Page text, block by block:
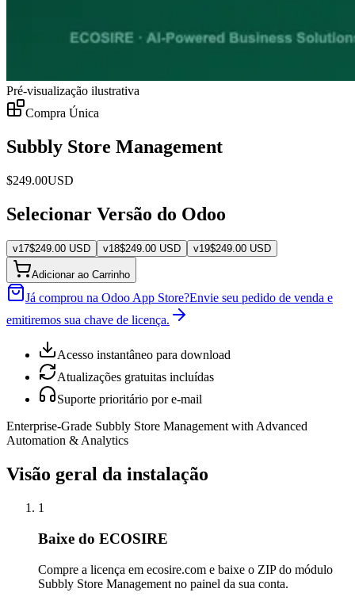
Pré-visualização ilustrativa
Compra Única
Subbly Store Management
$249.00USD
Selecionar Versão do Odoo
v17$249.00 USD v18$249.00 USD v19$249.00 USD
Adicionar ao Carrinho
Já comprou na Odoo App Store?Envie seu pedido de venda e
emitiremos sua chave de licença.
Acesso instantâneo para download
Atualizações gratuitas incluídas
Suporte prioritário por e-mail
Enterprise-Grade Subbly Store Management with Advanced
Automation & Analytics
Visão geral da instalação
1
Baixe do ECOSIRE
Compre a licença em ecosire.com e baixe o ZIP do módulo
Subbly Store Management no painel da sua conta.